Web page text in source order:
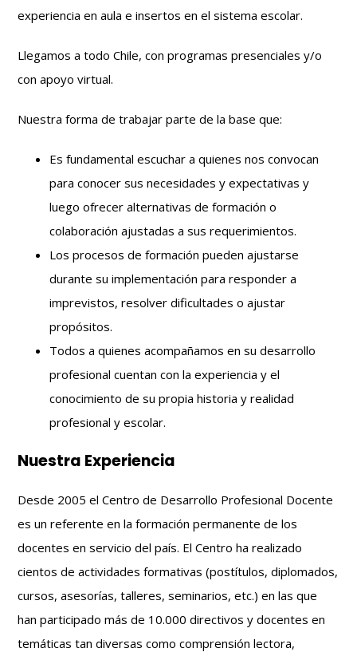
experiencia en aula e insertos en el sistema escolar.
Llegamos a todo Chile, con programas presenciales y/o
con apoyo virtual.
Nuestra forma de trabajar parte de la base que:
Es fundamental escuchar a quienes nos convocan
para conocer sus necesidades y expectativas y
luego ofrecer alternativas de formación o
colaboración ajustadas a sus requerimientos.
Los procesos de formación pueden ajustarse
durante su implementación para responder a
imprevistos, resolver dificultades o ajustar
propósitos.
Todos a quienes acompañamos en su desarrollo
profesional cuentan con la experiencia y el
conocimiento de su propia historia y realidad
profesional y escolar.
Nuestra Experiencia
Desde 2005 el Centro de Desarrollo Profesional Docente
es un referente en la formación permanente de los
docentes en servicio del país. El Centro ha realizado
cientos de actividades formativas (postítulos, diplomados,
cursos, asesorías, talleres, seminarios, etc.) en las que
han participado más de 10.000 directivos y docentes en
temáticas tan diversas como comprensión lectora,